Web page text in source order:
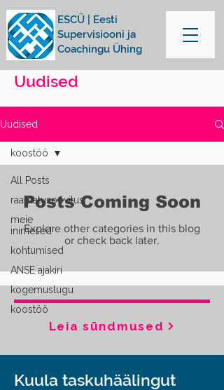
ESCÜ | Eesti
Supervisiooni ja
Coachingu Ühing
Uudised
Uudised
All Posts
raamatusoovitus
meie
inimesed
kohtumised
ANSE ajakiri
kogemuslugu
koostöö
koostöö
Posts Coming Soon
Explore other categories in this blog
or check back later.
Leia sündmused
Kuula taskuhäälingut